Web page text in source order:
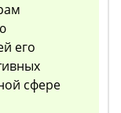
его
сфере